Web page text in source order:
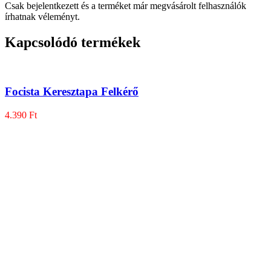
Csak bejelentkezett és a terméket már megvásárolt felhasználók
írhatnak véleményt.
Kapcsolódó termékek
Focista Keresztapa Felkérő
4.390 Ft